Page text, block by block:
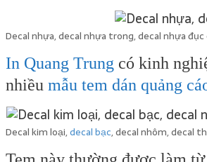
Decal nhựa, decal nhựa trong, decal nhựa
In Quang Trung có kinh
nhiều mẫu tem dán quảng
Decal kim loại,decal bạc, decal nhôm, decal